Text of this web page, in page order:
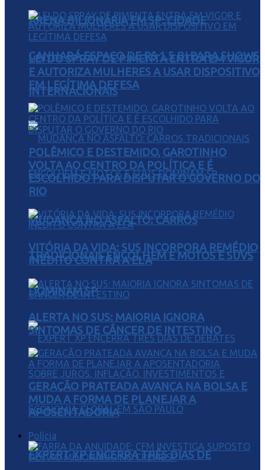
ARENA BILIONÁRIA EM SP: CIDADE
GANHARÁ ESPAÇO DE R$ 1,5 BI PARA SHOWS
INTERNACIONAIS
MUDANÇA NO ASFALTO: CARROS
TRADICIONAIS ENCOLHEM E MOTOS E SUVS
DOMINAM SP
EXPERT XP ENCERRA TRÊS DIAS DE
LEI DO SPRAY DE PIMENTA ENTRA EM VIGOR
E AUTORIZA MULHERES A USAR DISPOSITIVO
EM LEGÍTIMA DEFESA
POLÊMICO E DESTEMIDO, GAROTINHO
VOLTA AO CENTRO DA POLÍTICA E É
ESCOLHIDO PARA DISPUTAR O GOVERNO DO
RIO
VITÓRIA DA VIDA: SUS INCORPORA REMÉDIO
INÉDITO CONTRA A ELA
ALERTA NO SUS: MAIORIA IGNORA
SINTOMAS DE CÂNCER DE INTESTINO
GERAÇÃO PRATEADA AVANÇA NA BOLSA E
MUDA A FORMA DE PLANEJAR A
APOSENTADORIA
Polícia